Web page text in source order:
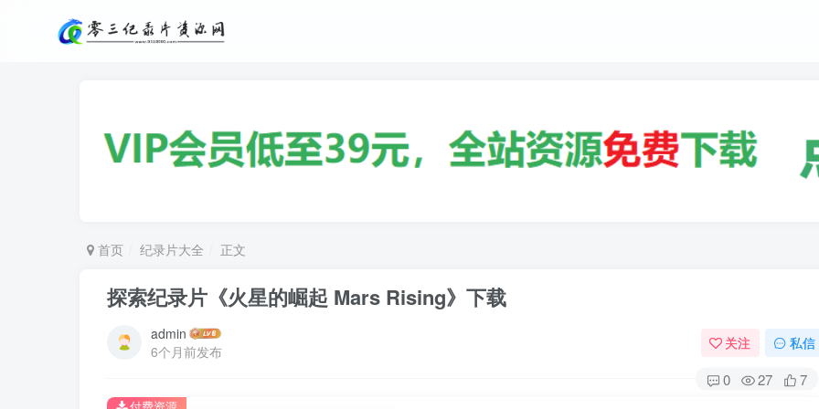
首页 纪录片大全 正文
探索纪录片《火星的崛起 Mars Rising》下载
admin
6个月前发布
关注 私信
0 27 7